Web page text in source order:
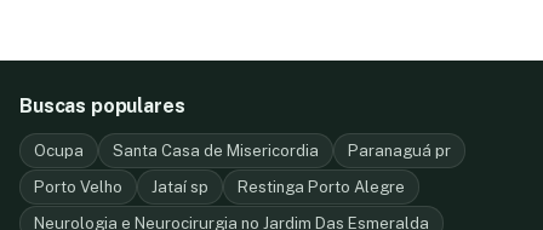
Buscas populares
Ocupa Santa Casa de Misericordia
Paranaguá pr
Porto Velho
Jataí sp
Restinga Porto Alegre
Neurologia e Neurocirurgia no Jardim Das Esmeralda